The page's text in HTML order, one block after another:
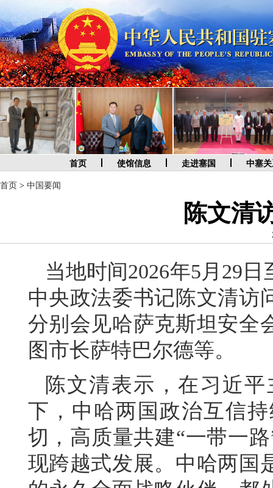
首页 使馆信息 走进塞国 中塞
首页 > 中国要闻
陈文清
当地时间2026年5月29
中央政法委书记陈文清访
分别会见哈萨克斯坦安全
图市长萨特巴尔德等。
陈文清表示，在习近
下，中哈两国政治互信
切，高质量共建“一带一
现跨越式发展。中哈两国